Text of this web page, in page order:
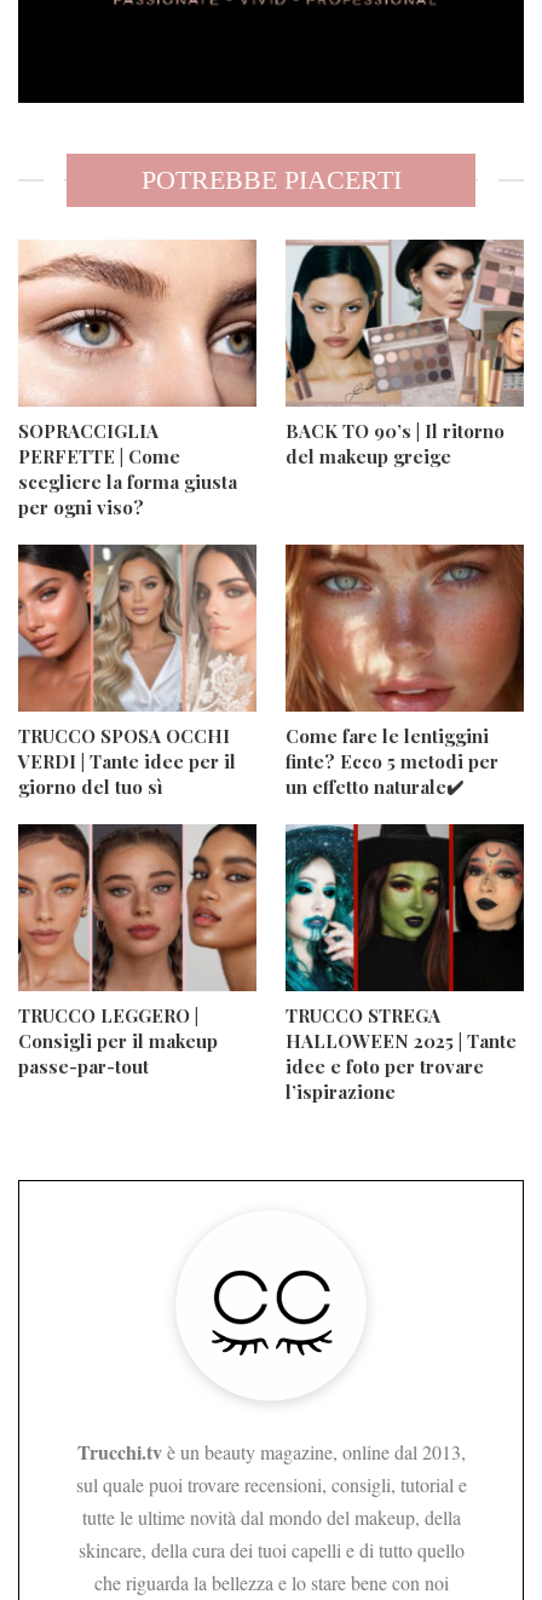
POTREBBE PIACERTI
SOPRACCIGLIA
PERFETTE | Come
scegliere la forma giusta
per ogni viso?
BACK TO 90’s | Il ritorno
del makeup greige
TRUCCO SPOSA OCCHI
VERDI | Tante idee per il
giorno del tuo sì
Come fare le lentiggini
finte? Ecco 5 metodi per
un effetto naturale✔️
TRUCCO LEGGERO |
Consigli per il makeup
passe-par-tout
TRUCCO STREGA
HALLOWEEN 2025 | Tante
idee e foto per trovare
l’ispirazione
Trucchi.tvè un beauty magazine, online dal 2013,
sul quale puoi trovare recensioni, consigli, tutorial e
tutte le ultime novità dal mondo del makeup, della
skincare, della cura dei tuoi capelli e di tutto quello
che riguarda la bellezza e lo stare bene con noi